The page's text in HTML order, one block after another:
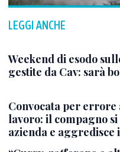
LEGGI ANCHE
Weekend di esodo
gestite da Cav: sarà
Convocata per
lavoro: il compagno
azienda e aggredisce